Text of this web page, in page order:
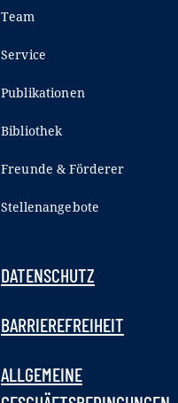
Team
Service
Publikationen
Bibliothek
Freunde & Förderer
Stellenangebote
DATENSCHUTZ
BARRIEREFREIHEIT
ALLGEMEINE